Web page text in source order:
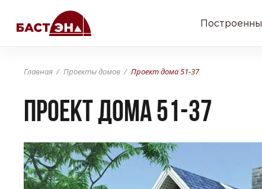
Главная Проекты домов Проект дома 51-37
Проект дома 51-37